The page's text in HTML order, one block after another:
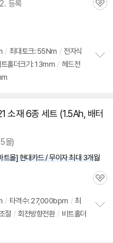
등록
관
/ 최대토크: 55Nm / 전자식
트홀더크기: 13mm / 헤드전
기
소재 6종 세트 (1.5Ah, 배터
몰)
몰] 현대카드 / 무이자 최대 3개월
관
/ 타격수: 27,000bpm / 최
절 / 회전방향전환 / 비트홀더